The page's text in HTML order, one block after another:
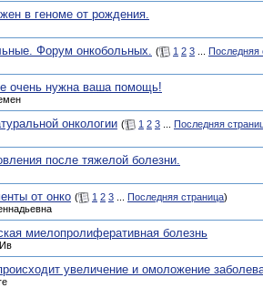
в геноме от рождения.
Форум онкобольных. ( 1 2 3
Последняя
очень нужна ваша помощь!
онкологии ( 1 2 3
Последняя
после тяжелой болезни.
от онко ( 1 2 3 Последняя страница)
миелопролиферативная болезнь
увеличение и омоложение